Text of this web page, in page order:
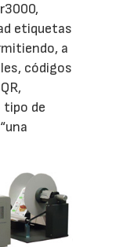
etiquetas
a
códigos
tipo de